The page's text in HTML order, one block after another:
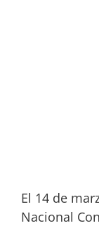
El 14 de
Nacional